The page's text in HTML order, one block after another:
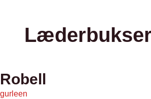
Robell
gurleen